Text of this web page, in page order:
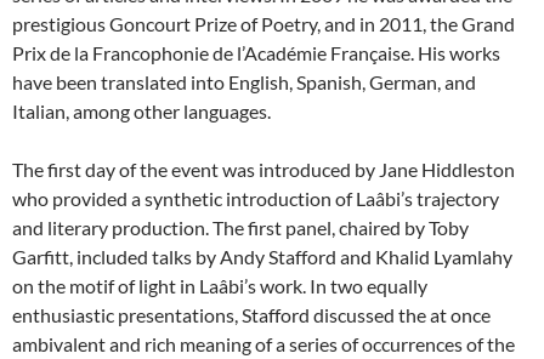
prestigious Goncourt Prize of Poetry, and in 2011, the Grand
Prix de la Francophonie de l’Académie Française. His works
have been translated into English, Spanish, German, and
Italian, among other languages.
The first day of the event was introduced by Jane Hiddleston
who provided a synthetic introduction of Laâbi’s trajectory
and literary production. The first panel, chaired by Toby
Garfitt, included talks by Andy Stafford and Khalid Lyamlahy
on the motif of light in Laâbi’s work. In two equally
enthusiastic presentations, Stafford discussed the at once
ambivalent and rich meaning of a series of occurrences of the